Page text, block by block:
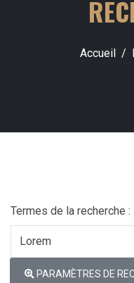
Accueil
Termes de la recherche :
PARAMÈTRES DE